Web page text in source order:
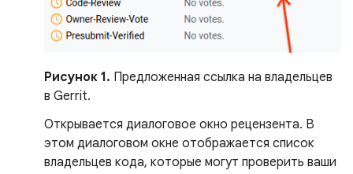
Рисунок 1. Предложенная ссылка на владельцев
в Gerrit.
Открывается диалоговое окно рецензента. В
этом диалоговом окне отображается список
владельцев кода, которые могут проверить ваши